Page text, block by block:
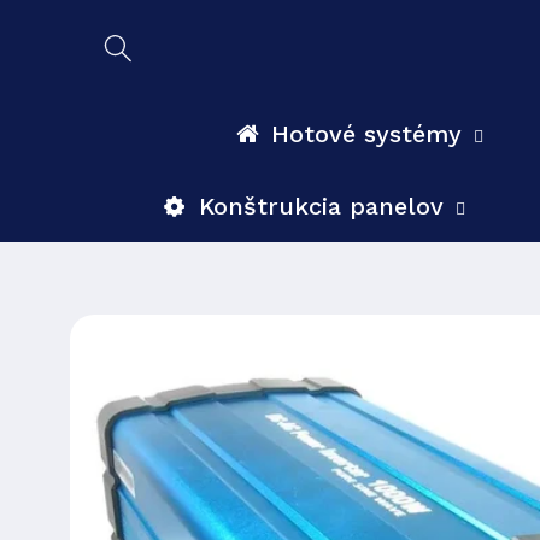
obsah
Hotové systémy
Konštrukcia panelov
produkte